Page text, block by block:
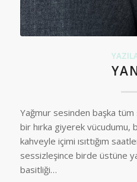
Yağmur sesinden başka tüm
bir hırka giyerek vücudumu,
kahveyle içimi ısıttığım
sessizleşince birde üstüne
basitliği…